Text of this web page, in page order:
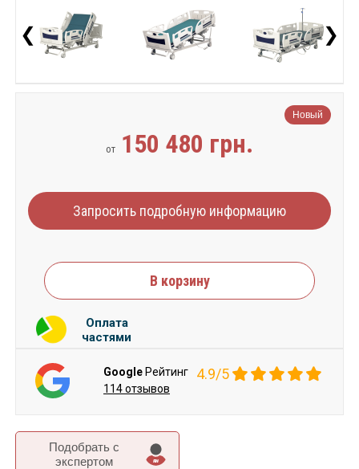
❮ ❯
Подобрать c
экспертом
Новый
от 150 480 грн.
Запросить подробную информацию
В корзину
Оплата
частями
Google Рейтинг 4.9/5
114 отзывов